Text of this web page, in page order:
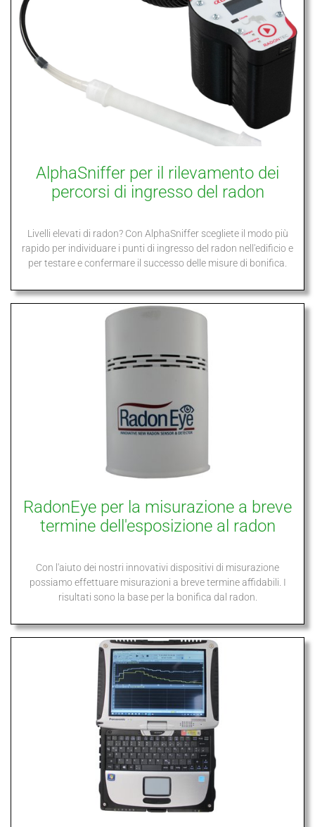
AlphaSniffer per il rilevamento dei
percorsi di ingresso del radon
Livelli elevati di radon? Con AlphaSniffer scegliete il modo più
rapido per individuare i punti di ingresso del radon nell'edificio e
per testare e confermare il successo delle misure di bonifica.
RadonEye per la misurazione a breve
termine dell'esposizione al radon
Con l'aiuto dei nostri innovativi dispositivi di misurazione
possiamo effettuare misurazioni a breve termine affidabili. I
risultati sono la base per la bonifica dal radon.